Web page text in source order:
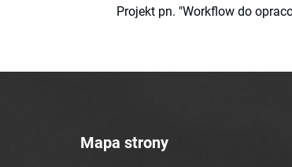
Projekt pn. "Workflow do
Mapa strony